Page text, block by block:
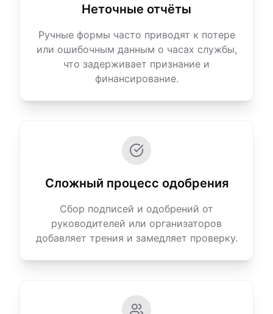
Неточные отчёты
Ручные формы часто приводят к потере
или ошибочным данным о часах службы,
что задерживает признание и
финансирование.
Сложный процесс одобрения
Сбор подписей и одобрений от
руководителей или организаторов
добавляет трения и замедляет проверку.